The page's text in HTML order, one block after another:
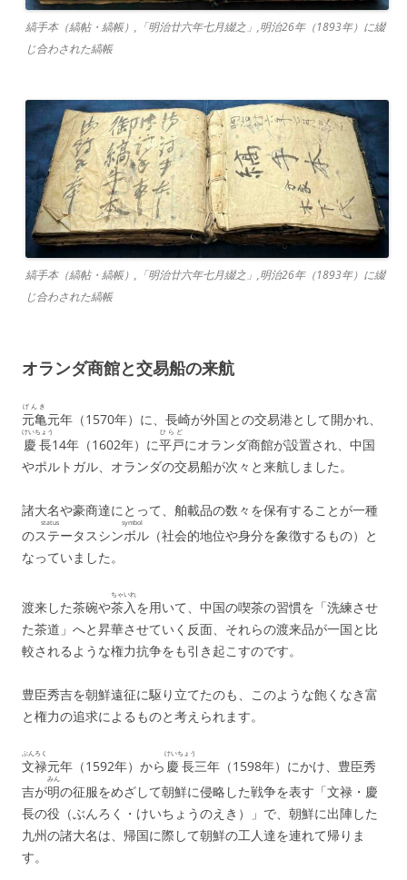
縞手本（縞帖・縞帳）,「明治廿六年七月綴之」,明治26年（1893年）に綴
じ合わされた縞帳
縞手本（縞帖・縞帳）,「明治廿六年七月綴之」,明治26年（1893年）に綴
じ合わされた縞帳
オランダ商館と交易船の来航
元亀
げんき
元年（1570年）に、長崎が外国との交易港として開かれ、
慶長
けいちょう
14年（1602年）に平戸
ひらど
にオランダ商館が設置され、中国
やポルトガル、オランダの交易船が次々と来航しました。
諸大名や豪商達にとって、舶載品の数々を保有することが一種
のステータスシンボル
status symbol
（社会的地位や身分を象徴するもの）と
なっていました。
渡来した茶碗や茶入
ちゃいれ
を用いて、中国の喫茶の習慣を「洗練させ
た茶道」へと昇華させていく反面、それらの渡来品が一国と比
較されるような権力抗争をも引き起こすのです。
豊臣秀吉を朝鮮遠征に駆り立てたのも、このような飽くなき富
と権力の追求によるものと考えられます。
文禄
ぶんろく
元年（1592年）から 慶長
けいちょう
三年（1598年）にかけ、豊臣秀
吉が明
みん
の征服をめざして朝鮮に侵略した戦争を表す「文禄・慶
長の役（ぶんろく・けいちょうのえき）」で、朝鮮に出陣した
九州の諸大名は、帰国に際して朝鮮の工人達を連れて帰りま
す。